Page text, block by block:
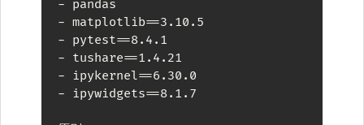
-
-
-
-
-
- ipywidgets==8.1.7